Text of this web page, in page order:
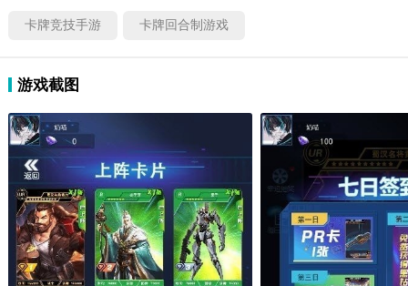
卡牌竞技手游 卡牌回合制游戏
游戏截图